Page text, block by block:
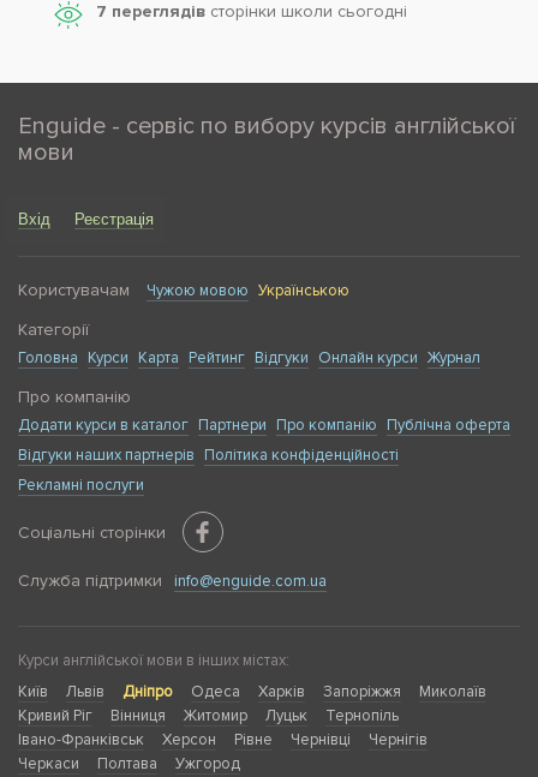
7 переглядів сторінки школи cьогодні
Enguide - сервіс по вибору курсів англійської
мови
Вхід Реєстрація
Користувачам Чужою мовою Українською
Категорії
Головна Курси Карта Рейтинг Відгуки Онлайн курси Журнал
Про компанію
Додати курси в каталог Партнери Про компанію
Публічна оферта
Відгуки наших партнерів
Політика конфіденційності
Рекламні послуги
Соціальні сторінки
Служба підтримки info@enguide.com.ua
Курси англійської мови в інших містах:
Київ
Львів Дніпро Одеса Харків Запоріжжя
Миколаїв
Кривий Ріг
Вінниця Житомир Луцьк
Тернопіль
Івано-Франківськ
Херсон Рівне Чернівці
Чернігів
Черкаси
Полтава Ужгород